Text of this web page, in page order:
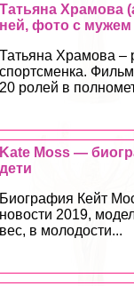
Татьяна Храмова
ней, фото с
Татьяна Храмова –
спортсменка.
20 ролей в
Kate Moss —
дети
Биография Кейт
новости 2019,
вес, в молодости...